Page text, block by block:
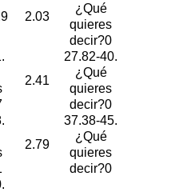
2.03
¿Qué
quieres
decir?0
2.41
27.82-40.
¿Qué
quieres
decir?0
2.79
37.38-45.
¿Qué
quieres
decir?0